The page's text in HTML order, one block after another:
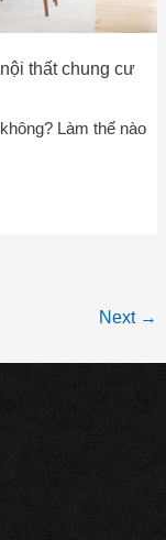
thất chung cư
Làm thế nào
Next →